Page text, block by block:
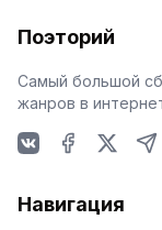
Поэторий
Самый большой
жанров в
Навигация